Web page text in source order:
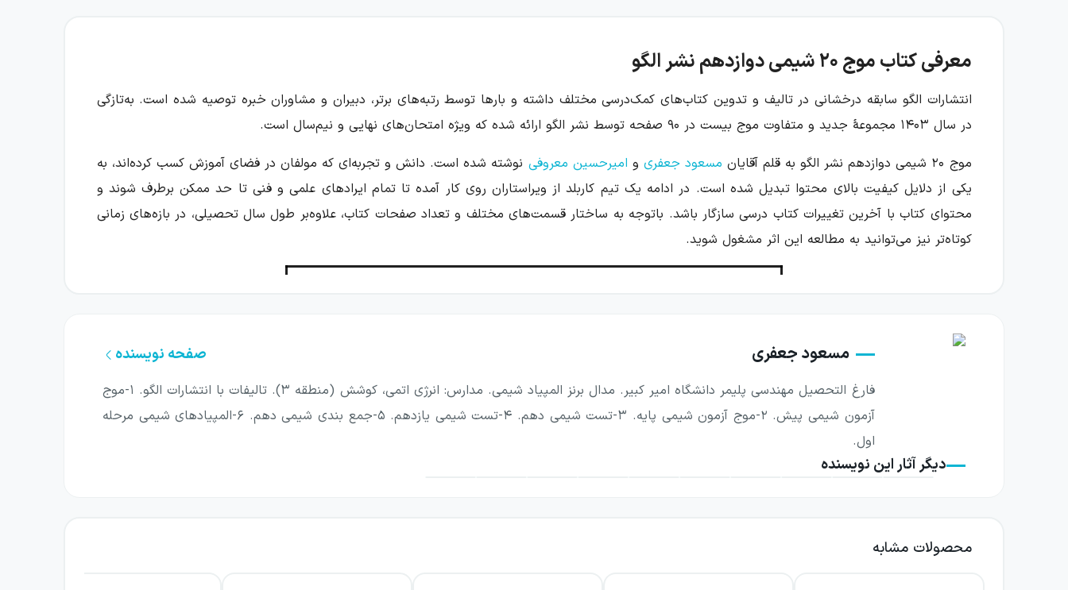
معرفی کتاب موج ۲۰ شیمی دوازدهم نشر الگو
انتشارات الگو سابقه درخشانی در تالیف و تدوین کتاب‌های کمک‌درسی مختلف داشته و بارها توسط رتبه‌های برتر، دبیران و مشاوران خبره توصیه شده است. به‌تازگی
در سال ۱۴۰۳ مجموعهٔ جدید و متفاوت موج بیست در ۹۰ صفحه توسط نشر الگو ارائه شده که ویژه امتحان‌های نهایی و نیم‌سال است.
موج ۲۰ شیمی دوازدهم نشر الگو به قلم آقایان
مسعود جعفری و امیرحسین معروفی نوشته شده است. دانش و تجربه‌ای که مولفان در فضای آموزش کسب کرده‌اند، به
یکی از دلایل کیفیت بالای محتوا تبدیل شده است. در ادامه یک تیم کاربلد از ویراستاران روی کار آمده تا تمام ایرادهای علمی و فنی تا حد ممکن برطرف شوند و
محتوای کتاب با آخرین تغییرات کتاب درسی سازگار باشد. باتوجه به ساختار قسمت‌های مختلف و تعداد صفحات کتاب، علاوه‌بر طول سال تحصیلی، در بازه‌های زمانی
کوتاه‌تر نیز می‌توانید به مطالعه این اثر مشغول شوید.
کادربندی‌های متعدد برای انسجام بیشتر محتوا
چاپ شکل‌ها و تصاویر با کیفیت بالا
مسعود جعفری صفحه نویسنده
فارغ التحصیل مهندسی پلیمر دانشگاه امیر کبیر. مدال برنز المپیاد شیمی. مدارس: انرژی اتمی، کوشش (منطقه ۳). تالیفات با انتشارات الگو. ۱-موج
آزمون شیمی پیش. ۲-موج آزمون شیمی پایه. ۳-تست شیمی دهم. ۴-تست شیمی یازدهم. ۵-جمع بندی شیمی دهم. ۶-المپیادهای شیمی مرحله
اول.
دیگر آثار این نویسنده
محصولات مشابه